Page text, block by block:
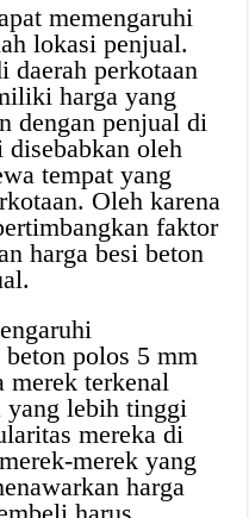
memengaruhi
lokasi penjual.
daerah perkotaan
harga yang
dengan penjual di
disebabkan oleh
tempat yang
Oleh karena
faktor
harga besi beton
polos 5 mm
merek terkenal
lebih tinggi
mereka di
merek yang
harga